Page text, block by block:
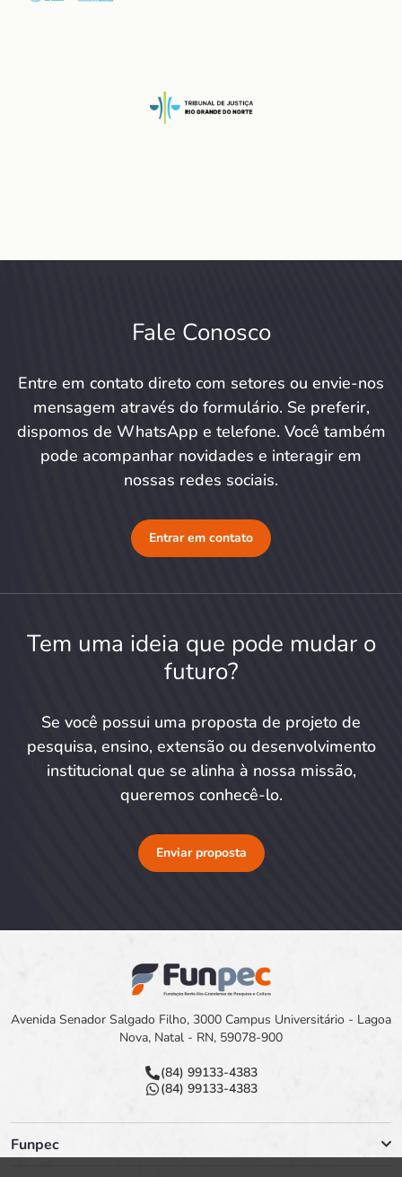
Fale Conosco
Entre em contato direto com setores ou envie-nos
mensagem através do formulário. Se preferir,
dispomos de WhatsApp e telefone. Você também
pode acompanhar novidades e interagir em
nossas redes sociais.
Entrar em contato
Tem uma ideia que pode mudar o
futuro?
Se você possui uma proposta de projeto de
pesquisa, ensino, extensão ou desenvolvimento
institucional que se alinha à nossa missão,
queremos conhecê-lo.
Enviar proposta
Avenida Senador Salgado Filho, 3000 Campus Universitário - Lagoa
Nova, Natal - RN, 59078-900
(84) 99133-4383
(84) 99133-4383
Funpec